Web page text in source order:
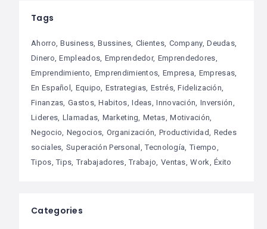
Tags
Ahorro Business Bussines Clientes Company Deudas
Dinero Empleados Emprendedor Emprendedores
Emprendimiento Emprendimientos Empresa Empresas
En Español Equipo Estrategias Estrés Fidelización
Finanzas Gastos Habitos Ideas Innovación Inversión
Lideres Llamadas Marketing Metas Motivación
Negocio Negocios Organización Productividad Redes
sociales Superación Personal Tecnología Tiempo
Tipos Tips Trabajadores Trabajo Ventas Work Éxito
Categories